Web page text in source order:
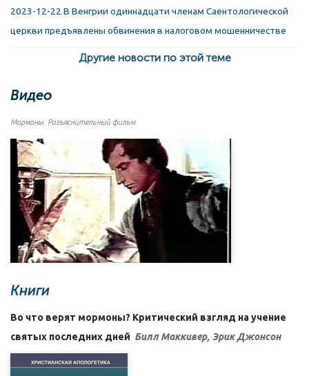
2023-12-22 В Венгрии одиннадцати членам Саентологической
церкви предъявлены обвинения в налоговом мошенничестве
Другие новости по этой теме
Видео
Мормоны. Разъяснительный фильм
Книги
Во что верят мормоны? Критический взгляд на учение
святых последних дней Билл Маккивер, Эрик Джонсон